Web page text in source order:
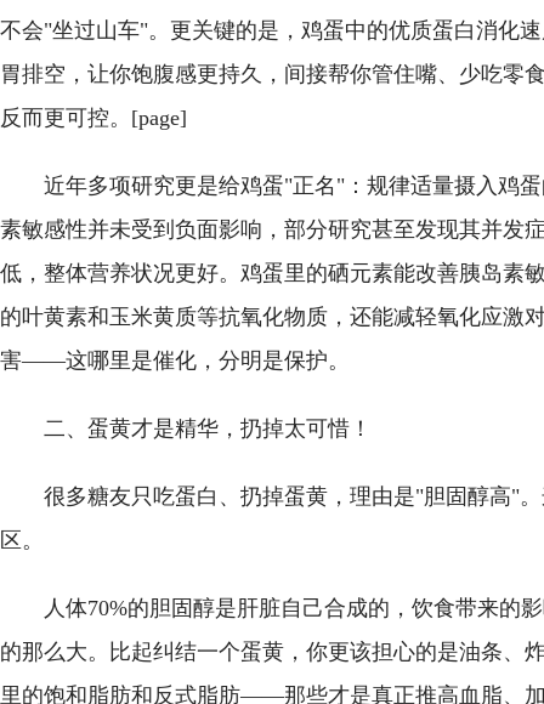
不会"坐过山车"。更关键的是，鸡蛋中的优质蛋白消化
胃排空，让你饱腹感更持久，间接帮你管住嘴、少吃零
反而更可控。[page]
近年多项研究更是给鸡蛋"正名"：规律适量摄入鸡
素敏感性并未受到负面影响，部分研究甚至发现其并发
低，整体营养状况更好。鸡蛋里的硒元素能改善胰岛素
的叶黄素和玉米黄质等抗氧化物质，还能减轻氧化应激
害——这哪里是催化，分明是保护。
二、蛋黄才是精华，扔掉太可惜！
很多糖友只吃蛋白、扔掉蛋黄，理由是"胆固醇高"
区。
人体70%的胆固醇是肝脏自己合成的，饮食带来的
的那么大。比起纠结一个蛋黄，你更该担心的是油条、
里的饱和脂肪和反式脂肪——那些才是真正推高血脂、